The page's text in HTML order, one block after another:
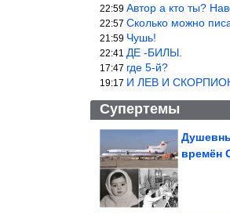
22:59 Автор а кто ты? Наверное Козерог…
22:57 Сколько можно писать разную х…
21:59 Чушь!
22:41 ДЕ -БИЛЫ.
17:47 где 5-й?
19:17 И ЛЕВ И СКОРПИОН — СТЕРВЫ
Супертемы
времён